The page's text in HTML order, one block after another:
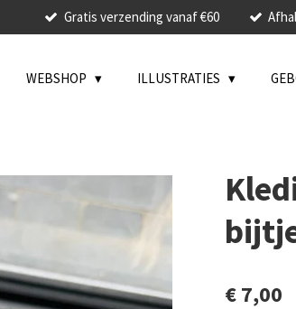
Gratis verzending vanaf €60
WEBSHOP ILLUSTRATIES
€ 7,00